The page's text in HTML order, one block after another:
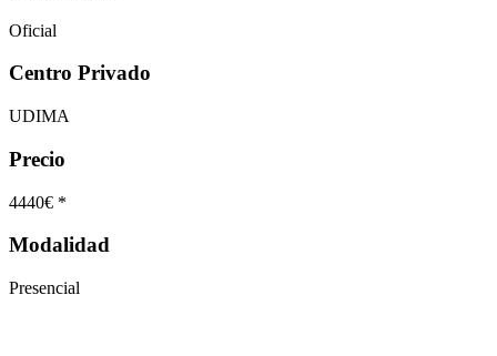
Oficial
Centro Privado
UDIMA
Precio
4440€ *
Modalidad
Presencial